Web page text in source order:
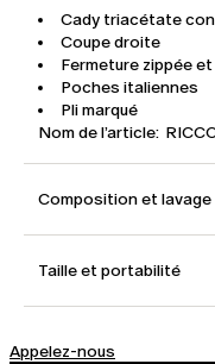
Cady triacétate
Coupe droite
Fermeture zippée
Poches italiennes
Pli marqué
Nom de l’article:
Composition et lavage
Taille et portabilité
Appelez-nous